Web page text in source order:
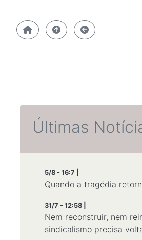
Últimas
5/8 - 16:7 |
Quando a tragédia
31/7 - 12:58 |
Nem reconstruir, nem
sindicalismo precisa